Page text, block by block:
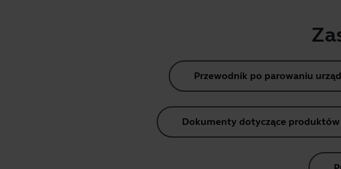
Przewodnik po parowaniu
Dokumenty dotyczące produktów